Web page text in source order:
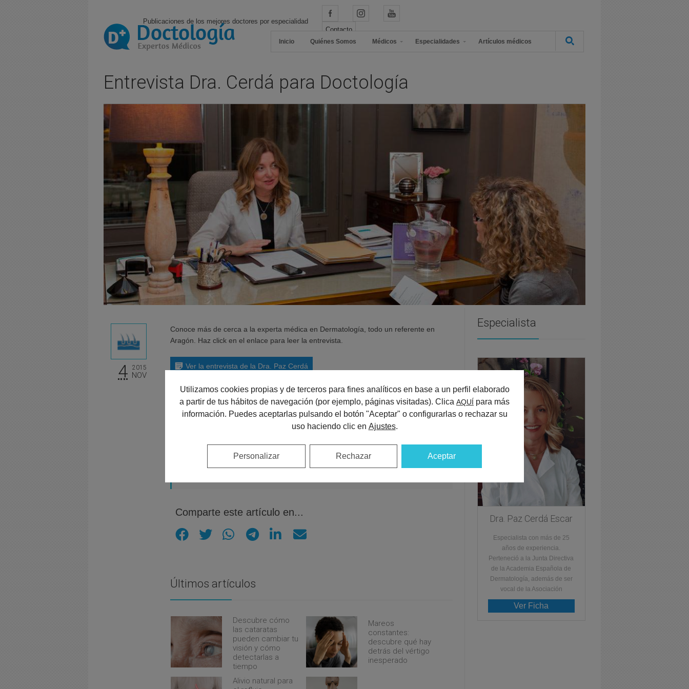
Publicaciones de los mejores doctores por especialidad
Contacto
Inicio Quiénes Somos Médicos Especialidades Artículos médicos
Entrevista Dra. Cerdá para Doctología
4 2015
NOV
Conoce más de cerca a la experta médica en Dermatología, todo un referente en
Aragón. Haz click en el enlace para leer la entrevista.
Ver la entrevista de la Dra. Paz Cerdá
Pedir cita con Dra. Paz Cerdá Escar
976... Ver teléfono
Pº Independencia, 21 Pral. Izquierda 50001 Zaragoza
Comparte este artículo en...
Últimos artículos
Descubre cómo
las cataratas
pueden cambiar tu
visión y cómo
detectarlas a
tiempo
Mareos
constantes:
descubre qué hay
detrás del vértigo
inesperado
Alivio natural para
Especialista
Dra. Paz Cerdá Escar
Especialista con más de 25
años de experiencia.
Perteneció a la Junta Directiva
de la Academia Española de
Dermatología, además de ser
vocal de la Asociación
Ver Ficha
Utilizamos cookies propias y de terceros para fines analíticos en base a un perfil elaborado
a partir de tus hábitos de navegación (por ejemplo, páginas visitadas). Clica AQUÍ para más
información. Puedes aceptarlas pulsando el botón "Aceptar" o configurarlas o rechazar su
uso haciendo clic en Ajustes.
Aceptar
Rechazar
Personalizar